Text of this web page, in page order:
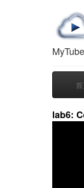
lab6: